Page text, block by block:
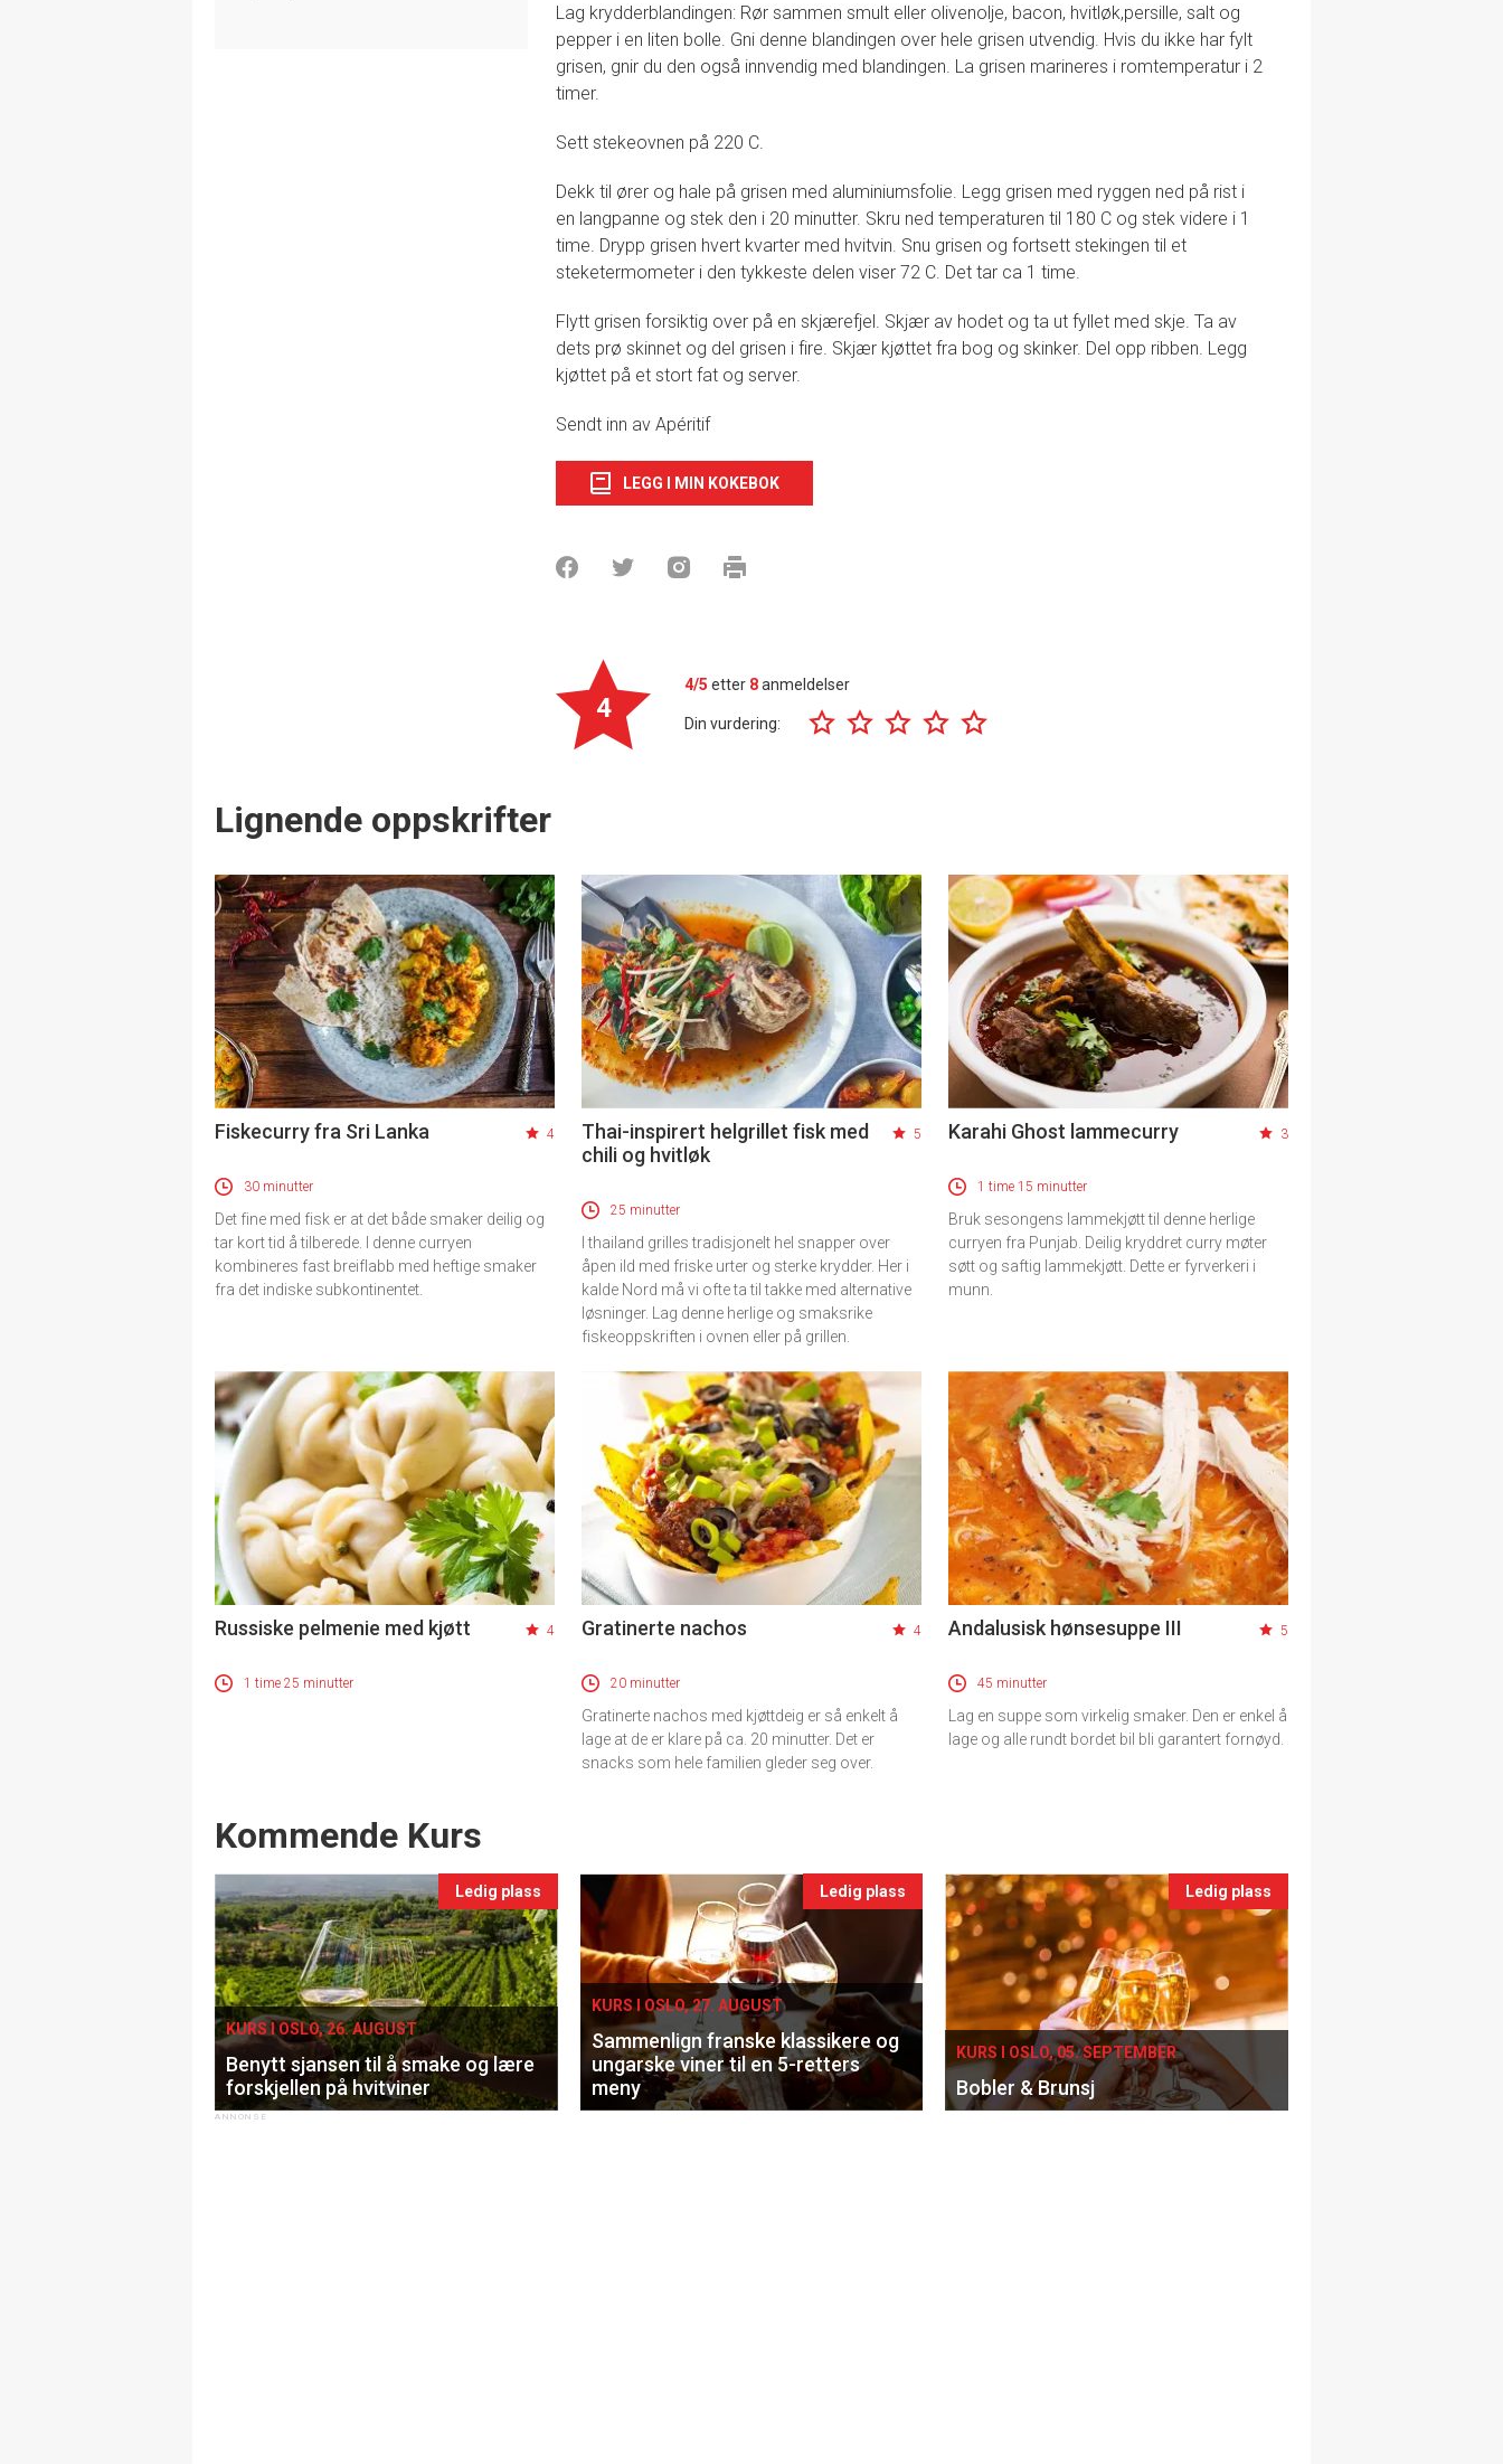
Lag krydderblandingen: Rør sammen smult eller olivenolje, bacon, hvitløk,persille, salt og
pepper i en liten bolle. Gni denne blandingen over hele grisen utvendig. Hvis du ikke har fylt
grisen, gnir du den også innvendig med blandingen. La grisen marineres i romtemperatur i 2
timer.
Sett stekeovnen på 220 C.
Dekk til ører og hale på grisen med aluminiumsfolie. Legg grisen med ryggen ned på rist i
en langpanne og stek den i 20 minutter. Skru ned temperaturen til 180 C og stek videre i 1
time. Drypp grisen hvert kvarter med hvitvin. Snu grisen og fortsett stekingen til et
steketermometer i den tykkeste delen viser 72 C. Det tar ca 1 time.
Flytt grisen forsiktig over på en skjærefjel. Skjær av hodet og ta ut fyllet med skje. Ta av
dets prø skinnet og del grisen i fire. Skjær kjøttet fra bog og skinker. Del opp ribben. Legg
kjøttet på et stort fat og server.
Sendt inn av Apéritif
LEGG I MIN KOKEBOK
4
4/5 etter 8anmeldelser
Din vurdering:
Lignende oppskrifter
Fiskecurry fra Sri Lanka 4
30 minutter
Det fine med fisk er at det både smaker deilig og
tar kort tid å tilberede. I denne curryen
kombineres fast breiflabb med heftige smaker
fra det indiske subkontinentet.
Thai-inspirert helgrillet fisk med
chili og hvitløk
5
25 minutter
I thailand grilles tradisjonelt hel snapper over
åpen ild med friske urter og sterke krydder. Her i
kalde Nord må vi ofte ta til takke med alternative
løsninger. Lag denne herlige og smaksrike
fiskeoppskriften i ovnen eller på grillen.
Karahi Ghost lammecurry 3
1 time 15 minutter
Bruk sesongens lammekjøtt til denne herlige
curryen fra Punjab. Deilig kryddret curry møter
søtt og saftig lammekjøtt. Dette er fyrverkeri i
munn.
Russiske pelmenie med kjøtt 4
1 time 25 minutter
Gratinerte nachos 4
20 minutter
Gratinerte nachos med kjøttdeig er så enkelt å
lage at de er klare på ca. 20 minutter. Det er
snacks som hele familien gleder seg over.
Andalusisk hønsesuppe III 5
45 minutter
Lag en suppe som virkelig smaker. Den er enkel å
lage og alle rundt bordet bil bli garantert fornøyd.
Events
Kommende Kurs
Ledig plass
KURS I OSLO, 26. AUGUST
Benytt sjansen til å smake og lære
forskjellen på hvitviner
Ledig plass
KURS I OSLO, 27. AUGUST
Sammenlign franske klassikere og
ungarske viner til en 5-retters
meny
Ledig plass
KURS I OSLO, 05. SEPTEMBER
Bobler & Brunsj